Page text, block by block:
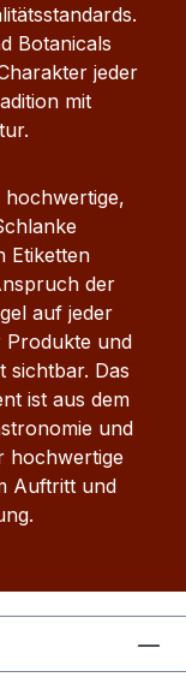
Botanicals
jeder
mit
hochwertige,
Etiketten
der
auf jeder
Produkte und
sichtbar. Das
ist aus dem
und
hochwertige
Auftritt und